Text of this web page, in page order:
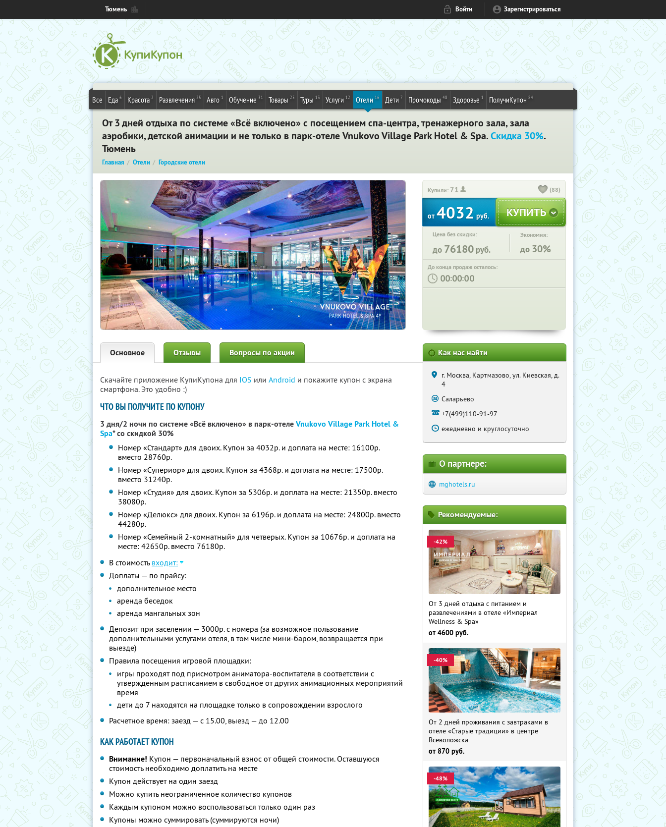
Тюмень Войти Зарегистрироваться
Все Еда 6 Красота 2 Развлечения 25 Авто 1 Обучение 31 Товары 25 Туры 13 Услуги 12 Отели 16 Дети 7 Промокоды 48 Здоровье 1 ПолучиКупон 84
От 3 дней отдыха по системе «Всё включено» с посещением спа-центра, тренажерного зала, зала
аэробики, детской анимации и не только в парк-отеле Vnukovo Village Park Hotel & Spa.Скидка 30%.
Тюмень
Главная Отели Городские отели
Купили: 71 (88)
от 4032 руб.
Цена без скидки:
до 76180 руб.
Экономия:
до 30%
До конца продаж осталось:
: :
Основное Отзывы Вопросы по акции
Скачайте приложение КупиКупона для IOS или Android и покажите купон с экрана
смартфона. Это удобно :)
ЧТО ВЫ ПОЛУЧИТЕ ПО КУПОНУ
3 дня/2 ночи по системе «Всё включено» в парк-отелеVnukovo Village Park Hotel &
Spa* со скидкой 30%
Номер «Стандарт» для двоих. Купон за 4032р. и доплата на месте: 16100р.
вместо 28760р.
Номер «Супериор» для двоих. Купон за 4368р. и доплата на месте: 17500р.
вместо 31240р.
Номер «Студия» для двоих. Купон за 5306р. и доплата на месте: 21350р. вместо
38080р.
Номер «Делюкс» для двоих. Купон за 6196р. и доплата на месте: 24800р. вместо
44280р.
Номер «Семейный 2-комнатный» для четверых. Купон за 10676р. и доплата на
месте: 42650р. вместо 76180р.
В стоимость входит:
Доплаты — по прайсу:
дополнительное место
аренда беседок
аренда мангальных зон
Депозит при заселении — 3000р. с номера (за возможное пользование
дополнительными услугами отеля, в том числе мини-баром, возвращается при
выезде)
Правила посещения игровой площадки:
игры проходят под присмотром аниматора-воспитателя в соответствии с
утвержденным расписанием в свободное от других анимационных мероприятий
время
дети до 7 находятся на площадке только в сопровождении взрослого
Расчетное время: заезд — с 15.00, выезд — до 12.00
КАК РАБОТАЕТ КУПОН
Внимание! Купон — первоначальный взнос от общей стоимости. Оставшуюся
стоимость необходимо доплатить на месте
Купон действует на один заезд
Можно купить неограниченное количество купонов
Каждым купоном можно воспользоваться только один раз
Купоны можно суммировать (суммируются ночи)
Как нас найти
г. Москва, Картмазово, ул. Киевская, д.
4
Саларьево
+7(499)110-91-97
ежедневно и круглосуточно
О партнере:
mghotels.ru
Рекомендуемые:
-42%
От 3 дней отдыха с питанием и
развлечениями в отеле «Империал
Wellness & Spa»
от 4600 руб.
-40%
От 2 дней проживания с завтраками в
отеле «Старые традиции» в центре
Всеволожска
от 870 руб.
-48%